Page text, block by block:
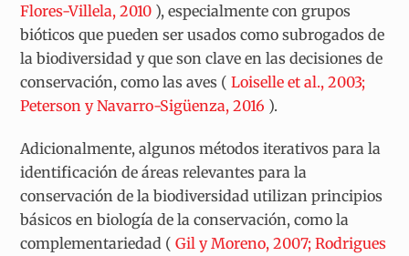
Flores-Villela, 2010 ), especialmente con grupos
bióticos que pueden ser usados como subrogados de
la biodiversidad y que son clave en las decisiones de
conservación, como las aves (Loiselle et al., 2003;
Peterson y Navarro-Sigüenza, 2016 ).
Adicionalmente, algunos métodos iterativos para la
identificación de áreas relevantes para la
conservación de la biodiversidad utilizan principios
básicos en biología de la conservación, como la
complementariedad (Gil y Moreno, 2007; Rodrigues